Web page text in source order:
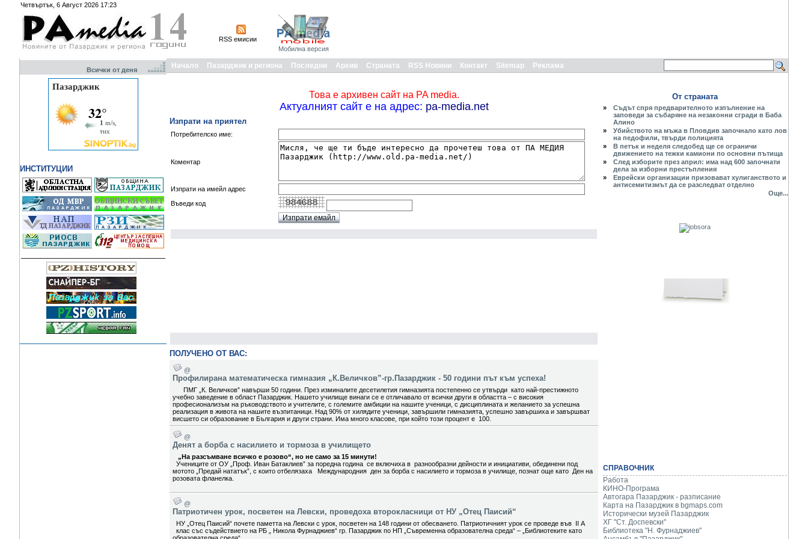
Четвъртък, 6 Август 2026 17:23
RSS емисии
Мобилна версия
Всички от деня
ИНСТИТУЦИИ
Начало Пазарджик и региона Последни Архив Страната RSS Новини Контакт Sitemap Реклама
Това е архивен сайт на PA media.
Актуалният сайт е на адрес: pa-media.net
Изпрати на приятел
Потребителско име:
Коментар
Изпрати на имейл адрес
Въведи код
ПОЛУЧЕНО ОТ ВАС:
@
Профилирана математическа гимназия „К.Величков”-гр.Пазарджик - 50 години път към успеха!
ПМГ „К. Величков” навърши 50 години. През изминалите десетилетия гимназията постепенно се утвърди като най-престижното
учебно заведение в област Пазарджик. Нашето училище винаги се е отличавало от всички други в областта – с високия
професионализъм на ръководството и учителите, с големите амбиции на нашите ученици, с дисциплината и желанието за успешна
реализация в живота на нашите възпитаници. Над 90% от хилядите ученици, завършили гимназията, успешно завършиха и завършват
висшето си образование в България и други страни. Има много класове, при който този процент е 100.
@
Денят а борба с насилието и тормоза в училището
„На разсъмване всичко е розово“, но не само за 15 минути!
Учениците от ОУ „Проф. Иван Батаклиев” за поредна година се включиха в разнообразни дейности и инициативи, обединени под
мотото „Предай нататък”, с които отбелязаха Международния ден за борба с насилието и тормоза в училище, познат още като Ден на
розовата фланелка.
@
Патриотичен урок, посветен на Левски, проведоха второкласници от НУ „Отец Паисий“
НУ „Отец Паисий“ почете паметта на Левски с урок, посветен на 148 години от обесването. Патриотичният урок се проведе във II А
клас със съдействието на РБ „ Никола Фурнаджиев“ гр. Пазарджик по НП „Съвременна образователна среда“ – „Библиотеките като
От страната
»
Съдът спря предварителното изпълнение на
заповеди за събаряне на незаконни сгради в Баба
Алино
»
Убийството на мъжа в Пловдив започнало като лов
на педофили, твърди полицията
»
В петък и неделя следобед ще се ограничи
движението на тежки камиони по основни пътища
»
След изборите през април: има над 600 започнати
дела за изборни престъпления
»
Еврейски организации призовават хулиганството и
антисемитизмът да се разследват отделно
Още...
СПРАВОЧНИК
Работа
КИНО-Програма
Автогара Пазарджик - разписание
Карта на Пазарджик в bgmaps.com
Исторически музей Пазарджик
ХГ "Ст. Доспевски"
Библиотека "Н. Фурнаджиев"